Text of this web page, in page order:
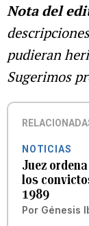
Nota del
pudieran
Sugerimos
NOTICIAS
Juez
los
1989
Por Génesis